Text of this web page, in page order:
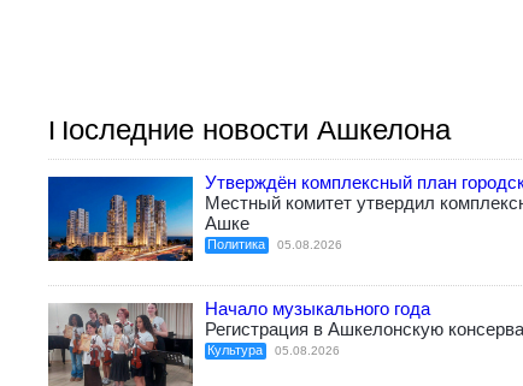
Последние новости Ашкелона
Утверждён комплексный план
Местный комитет утвердил
Ашке
Политика 05.08.2026
Начало музыкального года
Регистрация в Ашкелонскую
Культура 05.08.2026